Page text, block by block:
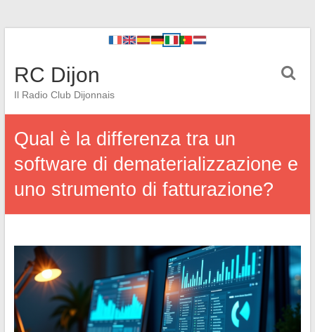
RC Dijon
Il Radio Club Dijonnais
Qual è la differenza tra un
software di dematerializzazione e
uno strumento di fatturazione?